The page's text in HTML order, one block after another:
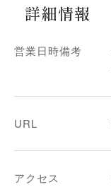
詳細情報
営業日時備考
URL
アクセス